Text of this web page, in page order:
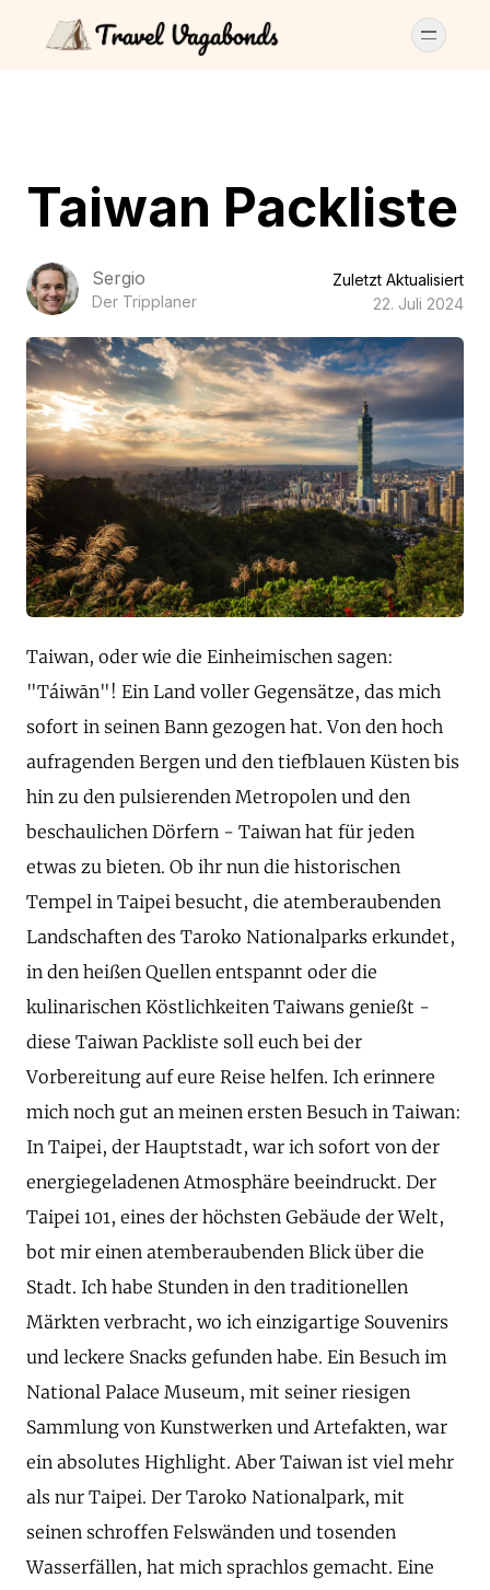
Taiwan Packliste
Sergio
Der Tripplaner
Zuletzt Aktualisiert
22. Juli 2024
Taiwan, oder wie die Einheimischen sagen:
"Táiwān"! Ein Land voller Gegensätze, das mich
sofort in seinen Bann gezogen hat. Von den hoch
aufragenden Bergen und den tiefblauen Küsten bis
hin zu den pulsierenden Metropolen und den
beschaulichen Dörfern - Taiwan hat für jeden
etwas zu bieten. Ob ihr nun die historischen
Tempel in Taipei besucht, die atemberaubenden
Landschaften des Taroko Nationalparks erkundet,
in den heißen Quellen entspannt oder die
kulinarischen Köstlichkeiten Taiwans genießt -
diese Taiwan Packliste soll euch bei der
Vorbereitung auf eure Reise helfen. Ich erinnere
mich noch gut an meinen ersten Besuch in Taiwan:
In Taipei, der Hauptstadt, war ich sofort von der
energiegeladenen Atmosphäre beeindruckt. Der
Taipei 101, eines der höchsten Gebäude der Welt,
bot mir einen atemberaubenden Blick über die
Stadt. Ich habe Stunden in den traditionellen
Märkten verbracht, wo ich einzigartige Souvenirs
und leckere Snacks gefunden habe. Ein Besuch im
National Palace Museum, mit seiner riesigen
Sammlung von Kunstwerken und Artefakten, war
ein absolutes Highlight. Aber Taiwan ist viel mehr
als nur Taipei. Der Taroko Nationalpark, mit
seinen schroffen Felswänden und tosenden
Wasserfällen, hat mich sprachlos gemacht. Eine